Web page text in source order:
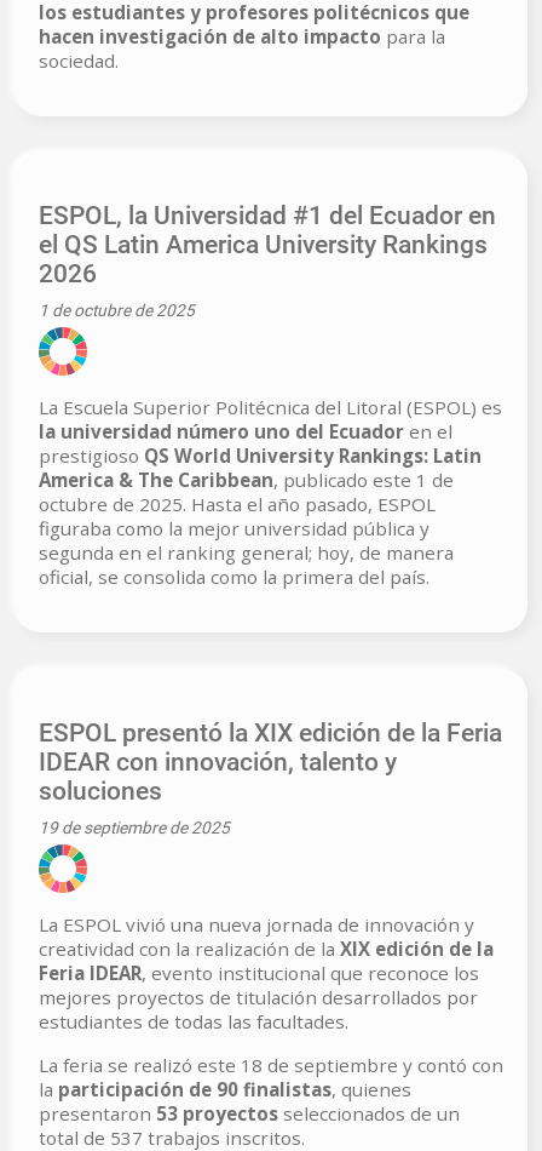
los estudiantes y profesores politécnicos que
hacen investigación de alto impacto para la
sociedad.
ESPOL, la Universidad #1 del Ecuador en
el QS Latin America University Rankings
2026
1 de octubre de 2025
La Escuela Superior Politécnica del Litoral (ESPOL) es
la universidad número uno del Ecuador en el
prestigioso QS World University Rankings: Latin
America & The Caribbean, publicado este 1 de
octubre de 2025. Hasta el año pasado, ESPOL
figuraba como la mejor universidad pública y
segunda en el ranking general; hoy, de manera
oficial, se consolida como la primera del país.
ESPOL presentó la XIX edición de la Feria
IDEAR con innovación, talento y
soluciones
19 de septiembre de 2025
La ESPOL vivió una nueva jornada de innovación y
creatividad con la realización de la XIX edición de la
Feria IDEAR, evento institucional que reconoce los
mejores proyectos de titulación desarrollados por
estudiantes de todas las facultades.
La feria se realizó este 18 de septiembre y contó con
la participación de 90 finalistas, quienes
presentaron 53 proyectos seleccionados de un
total de 537 trabajos inscritos.